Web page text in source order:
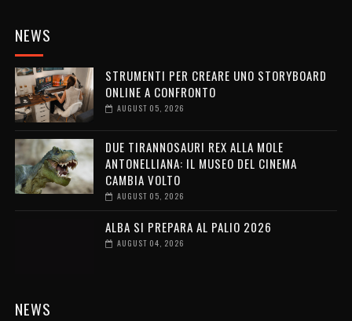
NEWS
STRUMENTI PER CREARE UNO STORYBOARD
ONLINE A CONFRONTO
AUGUST 05, 2026
DUE TIRANNOSAURI REX ALLA MOLE
ANTONELLIANA: IL MUSEO DEL CINEMA
CAMBIA VOLTO
AUGUST 05, 2026
ALBA SI PREPARA AL PALIO 2026
AUGUST 04, 2026
NEWS